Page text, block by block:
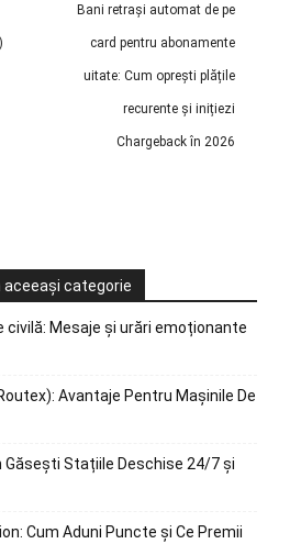
Bani retrași automat de pe
card pentru abonamente
uitate: Cum oprești plățile
recurente și inițiezi
Chargeback în 2026
aceeași categorie
civilă: Mesaje și urări emoționante
Avantaje Pentru Mașinile De
Găsești Stațiile Deschise 24/7 și
Cum Aduni Puncte și Ce Premii